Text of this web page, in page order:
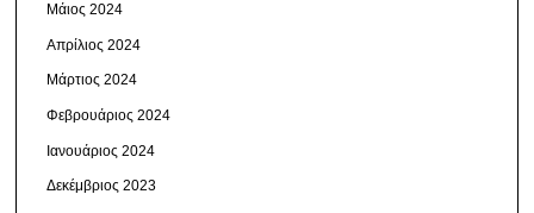
Μάιος 2024
Απρίλιος 2024
Μάρτιος 2024
Φεβρουάριος 2024
Ιανουάριος 2024
Δεκέμβριος 2023